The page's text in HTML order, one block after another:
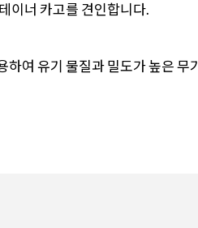
이너 카고를 견인합니다.
여 유기 물질과 밀도가 높은 무기